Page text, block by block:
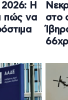
2026: Η
πώς να
στο